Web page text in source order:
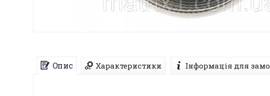
Опис Характеристики Інформація для